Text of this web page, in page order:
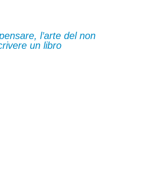
l’arte del non
un libro